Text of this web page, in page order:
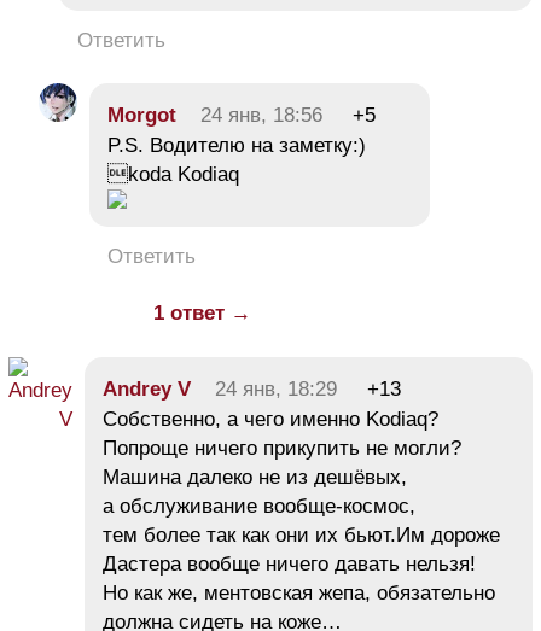
Ответить
Morgot 24 янв, 18:56
+5
P.S. Водителю на заметку:)
koda Kodiaq
Ответить
1 ответ →
Andrey V 24 янв, 18:29
+13
Собственно, а чего именно Kodiaq?
Попроще ничего прикупить не могли?
Машина далеко не из дешёвых,
а обслуживание вообще-космос,
тем более так как они их бьют.Им дороже
Дастера вообще ничего давать нельзя!
Но как же, ментовская жепа, обязательно
должна сидеть на коже…